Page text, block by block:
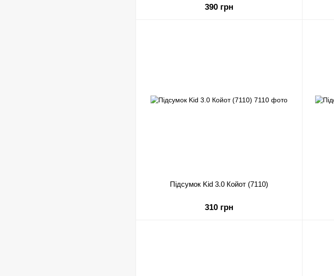
390 грн
Підсумок Kid 3.0 Койот (7110)
310 грн